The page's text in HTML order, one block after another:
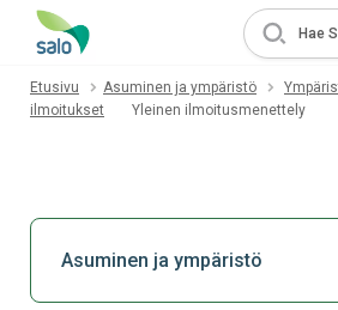
Hae
Etusivu Asuminen ja ympäristö
ilmoitukset
Yleinen ilmoitusmenettely
Asuminen ja ympäristö